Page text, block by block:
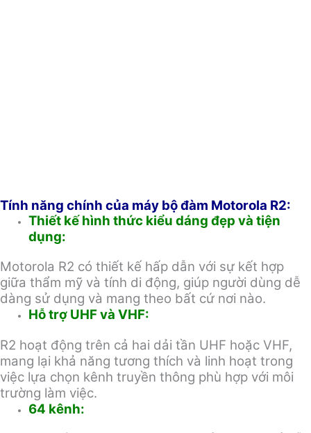
Tính năng chính của máy bộ đàm Motorola R2:
Thiết kế hình thức kiểu dáng đẹp và tiện
dụng:
Motorola R2 có thiết kế hấp dẫn với sự kết hợp
giữa thẩm mỹ và tính di động, giúp người dùng dễ
dàng sử dụng và mang theo bất cứ nơi nào.
Hỗ trợ UHF và VHF:
R2 hoạt động trên cả hai dải tần UHF hoặc VHF,
mang lại khả năng tương thích và linh hoạt trong
việc lựa chọn kênh truyền thông phù hợp với môi
trường làm việc.
64 kênh: